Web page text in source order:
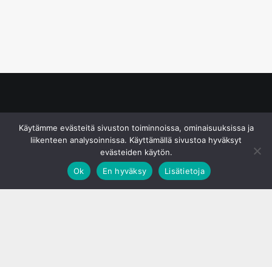
Käytämme evästeitä sivuston toiminnoissa, ominaisuuksissa ja
liikenteen analysoinnissa. Käyttämällä sivustoa hyväksyt
evästeiden käytön.
Ok
En hyväksy Lisätietoja